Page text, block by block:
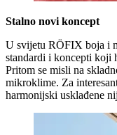
Stalno novi koncept
U svijetu RÖFIX boja i
standardi i koncepti koji
Pritom se misli na
mikroklime. Za
harmonijski usklađene